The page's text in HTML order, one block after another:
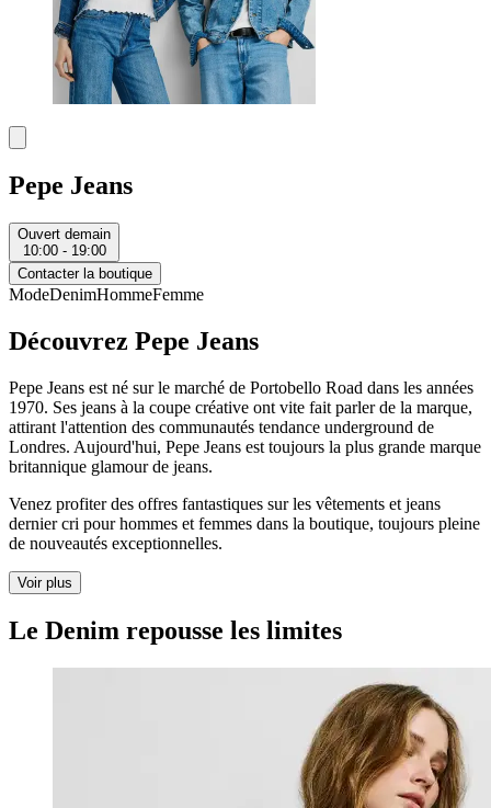
Pepe Jeans
Ouvert demain
10:00 - 19:00
Contacter la boutique
ModeDenimHommeFemme
Découvrez Pepe Jeans
Pepe Jeans est né sur le marché de Portobello Road dans les années
1970. Ses jeans à la coupe créative ont vite fait parler de la marque,
attirant l'attention des communautés tendance underground de
Londres. Aujourd'hui, Pepe Jeans est toujours la plus grande marque
britannique glamour de jeans.
Venez profiter des offres fantastiques sur les vêtements et jeans
dernier cri pour hommes et femmes dans la boutique, toujours pleine
de nouveautés exceptionnelles.
Voir plus
Le Denim repousse les limites